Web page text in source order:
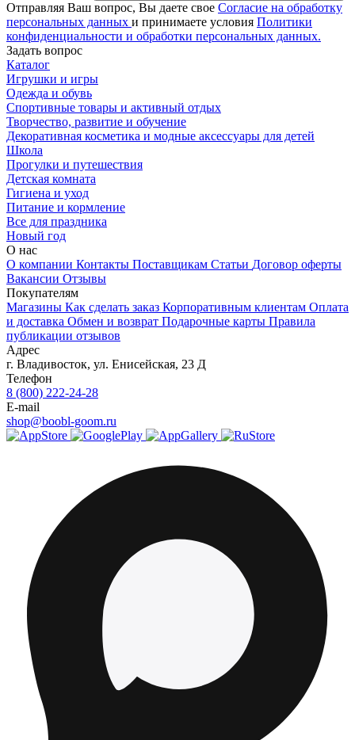
Отправляя Ваш вопрос, Вы даете свое Согласие на обработку
персональных данных и принимаете условия Политики
конфиденциальности и обработки персональных данных.
Задать вопрос
Каталог
Игрушки и игры
Одежда и обувь
Спортивные товары и активный отдых
Творчество, развитие и обучение
Декоративная косметика и модные аксессуары для детей
Школа
Прогулки и путешествия
Детская комната
Гигиена и уход
Питание и кормление
Все для праздника
Новый год
О нас
О компании Контакты Поставщикам Статьи Договор оферты
Вакансии Отзывы
Покупателям
Магазины Как сделать заказ Корпоративным клиентам Оплата
и доставка Обмен и возврат Подарочные карты Правила
публикации отзывов
Адрес
г. Владивосток, ул. Енисейская, 23 Д
Телефон
8 (800) 222-24-28
E-mail
shop@boobl-goom.ru